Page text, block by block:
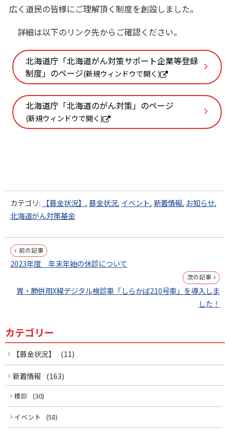
広く道民の皆様にご理解頂く制度を創設しました。
詳細は以下のリンク先からご確認ください。
北海道庁「北海道がん対策サポート企業等登録
制度」のページ(新規ウィンドウで開く)
(
部
サ
ト
北海道庁「北海道のがん対策」のページ
(新規ウィンドウで開く)
(
カテゴリ:
【募金状況】 ,募金状況, イベント, 新着情報, お知らせ,
北海道がん対策基金
投
稿
ナ
ゲ
ー
シ
ョ
ン
前の記事
2023年度 年末年始の休診について
次の記事
胃・肺併用X線デジタル検診車「しらかば210号車」を導入しま
した！
サ
イ
ド
メ
ニ
カテゴリー
【募金状況】 (11)
新着情報 (163)
検診 (30)
イベント (58)